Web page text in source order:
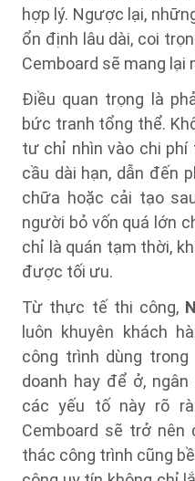
hợp lý. Ngược lại,
ổn định lâu dài, coi
Cemboard sẽ mang lại
Điều quan trọng là
bức tranh tổng thể.
tư chỉ nhìn vào chi
cầu dài hạn, dẫn đến
chữa hoặc cải tạo
người bỏ vốn quá lớn
chỉ là quán tạm thời,
được tối ưu.
Từ thực tế thi công,
luôn khuyên khách
công trình dùng
doanh hay để ở,
các yếu tố này rõ
Cemboard sẽ trở nên
thác công trình cũng